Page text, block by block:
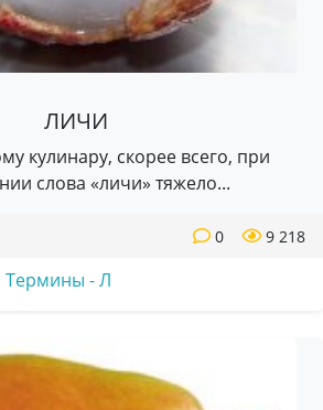
ЛИЧИ
кулинару, скорее всего, при
слова «личи» тяжело...
9 218
0
Термины - Л